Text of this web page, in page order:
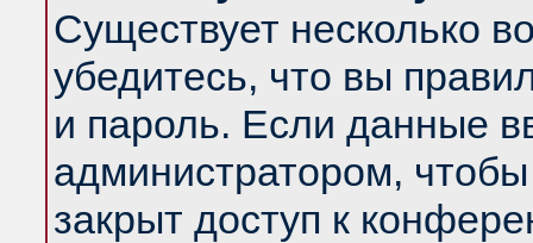
Существует несколько
убедитесь, что вы
и пароль. Если данные
администратором,
закрыт доступ к